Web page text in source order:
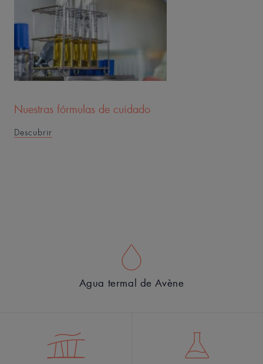
Nuestras fórmulas de cuidado
Descubrir
Agua termal de Avène